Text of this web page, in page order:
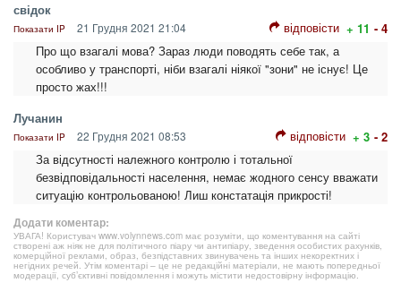
свідок
Показати IP 21 Грудня 2021 21:04 відповісти + 11 - 4
Про що взагалі мова? Зараз люди поводять себе так, а
особливо у транспорті, ніби взагалі ніякої "зони" не існує! Це
просто жах!!!
Лучанин
Показати IP 22 Грудня 2021 08:53 відповісти + 3 - 2
За відсутності належного контролю і тотальної
безвідповідальності населення, немає жодного сенсу вважати
ситуацію контрольованою! Лиш констатація прикрості!
Додати коментар:
УВАГА! Користувач www.volynnews.com має розуміти, що коментування на сайті
створені аж ніяк не для політичного піару чи антипіару, зведення особистих рахунків,
комерційної реклами, образ, безпідставних звинувачень та інших некоректних і
негідних речей. Утім коментарі – це не редакційні матеріали, не мають попередньої
модерації, суб’єктивні повідомлення і можуть містити недостовірну інформацію.